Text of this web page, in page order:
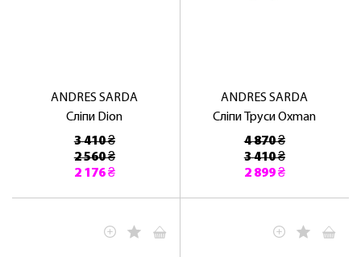
ANDRES SARDA
Сліпи Dion
3 410 ₴
2 560 ₴
2 176 ₴
ANDRES SARDA
Сліпи Труси Oxman
4 870 ₴
3 410 ₴
2 899 ₴